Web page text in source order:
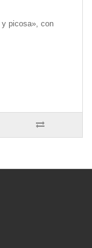
picosa», con